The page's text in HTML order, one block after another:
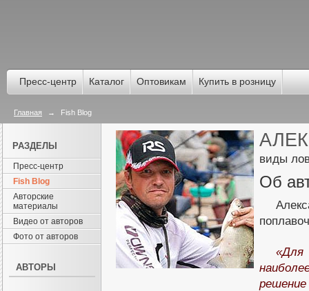
Пресс-центр Каталог Оптовикам Купить в розницу
Главная → Fish Blog
РАЗДЕЛЫ
Пресс-центр
Fish Blog
Авторские
материалы
Видео от авторов
Фото от авторов
АВТОРЫ
виды
Об
«Для